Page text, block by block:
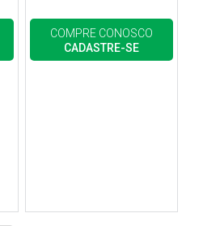
COMPRE CONOSCO
CADASTRE-SE